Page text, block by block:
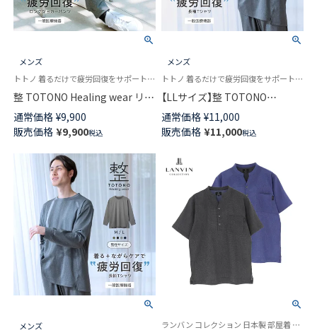
メンズ
トトノ 着るだけで疲労回復をサポート 機能性ウェア 手軽にからだメンテナンス 保温 ボトムス
整 TOTONO Healing wear リカ
バリーウェア 疲労回復 ロング
ジョガーパンツ メンズ 遠赤外
線 血行促進 一般医療機器
TERAX TECHNOLOGY（テラッ
クス テクノロジー） 73210004
通常価格 ¥9,900
販売価格 ¥9,900税込
メンズ
トトノ 着るだけで疲労回復をサポートする機能性ウェア 手軽にからだメンテナンス 保温 あたたかい
【LLサイズ】整 TOTONO
Healing wear リカバリーウェ
ア 疲労回復 長袖Tシャツ トップ
ス メンズ 遠赤外線 血行促進 一
TECHNOLOGY（テラックス テク
ノロジー） 73211003
通常価格 ¥11,000
販売価格 ¥11,000税込
メンズ
ランバン コレクション 日本製 部屋着 男性 紳士 ラウンジウェア